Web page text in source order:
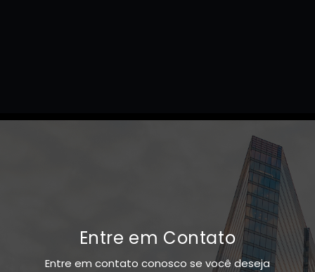
Entre em Contato
Entre em contato conosco se você deseja